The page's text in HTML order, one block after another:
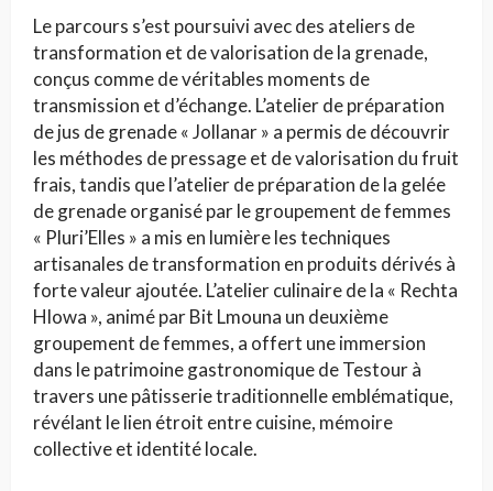
Le parcours s’est poursuivi avec des ateliers de
transformation et de valorisation de la grenade,
conçus comme de véritables moments de
transmission et d’échange. L’atelier de préparation
de jus de grenade « Jollanar » a permis de découvrir
les méthodes de pressage et de valorisation du fruit
frais, tandis que l’atelier de préparation de la gelée
de grenade organisé par le groupement de femmes
« Pluri’Elles » a mis en lumière les techniques
artisanales de transformation en produits dérivés à
forte valeur ajoutée. L’atelier culinaire de la « Rechta
Hlowa », animé par Bit Lmouna un deuxième
groupement de femmes, a offert une immersion
dans le patrimoine gastronomique de Testour à
travers une pâtisserie traditionnelle emblématique,
révélant le lien étroit entre cuisine, mémoire
collective et identité locale.